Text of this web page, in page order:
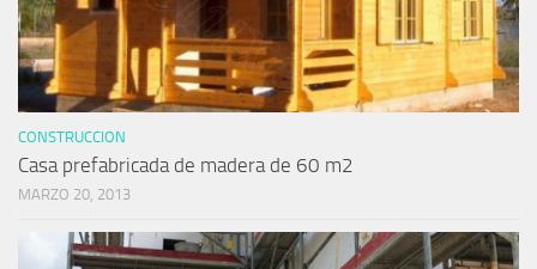
CONSTRUCCION
Casa prefabricada de madera de 60 m2
MARZO 20, 2013